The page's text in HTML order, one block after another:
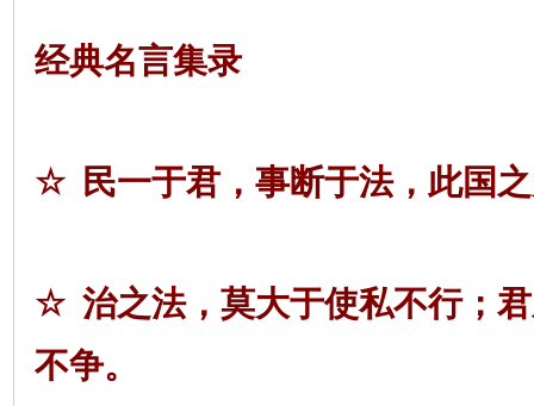
经典名言集录
☆ 民一于君，事断于法，此国
☆ 治之法，莫大于使私不行；
不争。